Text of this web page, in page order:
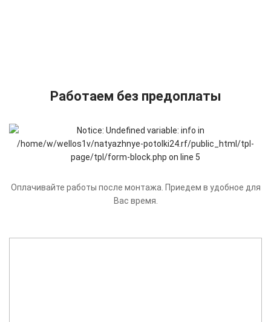
Работаем без предоплаты
Оплачивайте работы после монтажа. Приедем в удобное для
Вас время.